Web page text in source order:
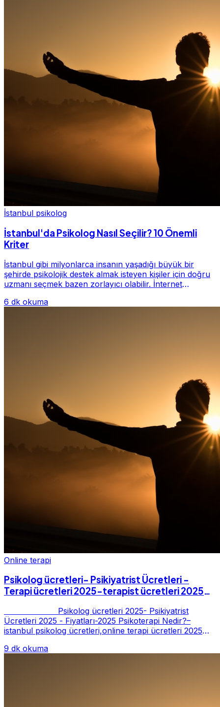
İstanbul psikolog
İstanbul'da Psikolog Nasıl Seçilir? 10 Önemli
Kriter
İstanbul gibi milyonlarca insanın yaşadığı büyük bir
şehirde psikolojik destek almak isteyen kişiler için doğru
uzmanı seçmek bazen zorlayıcı olabilir. İnternet
6 dk okuma
Online terapi
Psikolog ücretleri- Psikiyatrist Ücretleri -
Terapi ücretleri 2025-terapist ücretleri 2025-
Psikolog ücretleri 2025- Psikiyatrist
Ücretleri 2025 - Fiyatları-2025 Psikoterapi Nedir?–
istanbul psikolog ücretleri,online terapi ücretleri 2025
9 dk okuma